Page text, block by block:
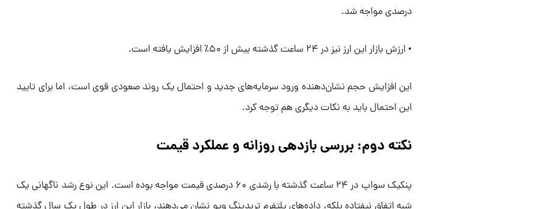
درصدی مواجه شد.
• ارزش بازار این ارز نیز در ۲۴ ساعت گذشته بیش از ۵۰٪ افزایش یافته است.
این افزایش حجم نشان‌دهنده ورود سرمایه‌های جدید و احتمال یک روند صعودی قوی است، اما برای تایید
این احتمال باید به نکات دیگری هم توجه کرد.
نکته دوم: بررسی بازدهی روزانه و عملکرد قیمت
پنکیک سواپ در ۲۴ ساعت گذشته با رشدی ۶۰ درصدی قیمت مواجه بوده است. این نوع رشد ناگهانی یک